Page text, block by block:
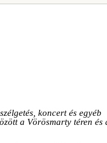
koncert és egyéb
a Vörösmarty téren és